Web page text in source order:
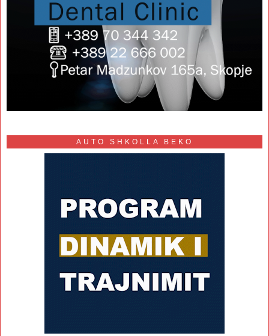
AUTO SHKOLLA BEKO